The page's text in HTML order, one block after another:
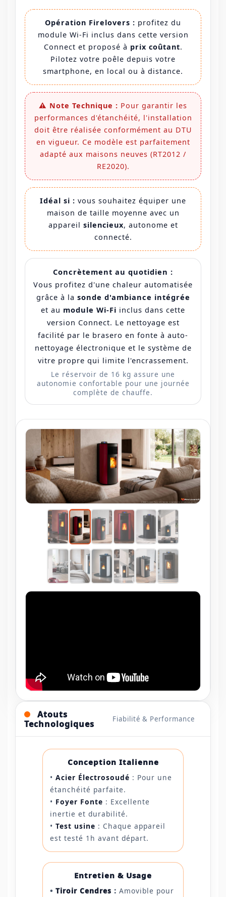
Opération Firelovers : profitez du
module Wi-Fi inclus dans cette version
Connect et proposé à prix coûtant.
Pilotez votre poêle depuis votre
smartphone, en local ou à distance.
⚠️ Note Technique : Pour garantir les
performances d'étanchéité, l'installation
doit être réalisée conformément au DTU
en vigueur. Ce modèle est parfaitement
adapté aux maisons neuves (RT2012 /
RE2020).
Idéal si : vous souhaitez équiper une
maison de taille moyenne avec un
appareil silencieux, autonome et
connecté.
Concrètement au quotidien :
Vous profitez d'une chaleur automatisée
grâce à la sonde d'ambiance intégrée
et au module Wi-Fi inclus dans cette
version Connect. Le nettoyage est
facilité par le brasero en fonte à auto-
nettoyage électronique et le système de
vitre propre qui limite l'encrassement.
Le réservoir de 16 kg assure une
autonomie confortable pour une journée
complète de chauffe.
Atouts
Technologiques
Fiabilité & Performance
Conception Italienne
• Acier Électrosoudé : Pour une
étanchéité parfaite.
• Foyer Fonte : Excellente
inertie et durabilité.
• Test usine : Chaque appareil
est testé 1h avant départ.
Entretien & Usage
• Tiroir Cendres : Amovible pour